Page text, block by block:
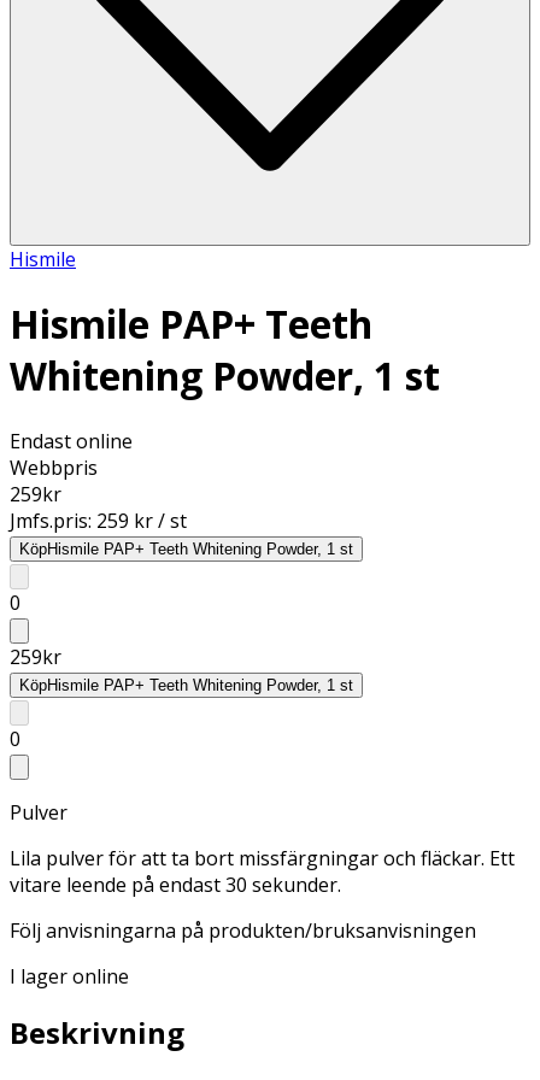
Hismile
Hismile PAP+ Teeth
Whitening Powder, 1 st
Endast online
Webbpris
259kr
Jmfs.pris: 259 kr / st
KöpHismile PAP+ Teeth Whitening Powder, 1 st
0
259kr
KöpHismile PAP+ Teeth Whitening Powder, 1 st
0
Pulver
Lila pulver för att ta bort missfärgningar och fläckar. Ett
vitare leende på endast 30 sekunder.
Följ anvisningarna på produkten/bruksanvisningen
I lager online
Beskrivning